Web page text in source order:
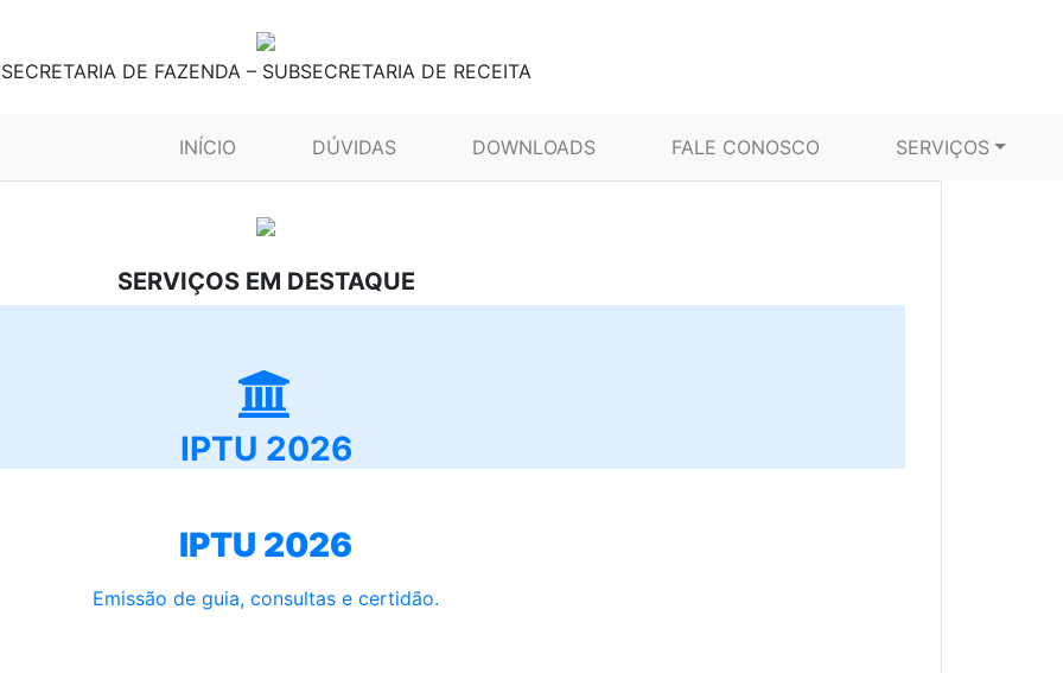
SECRETARIA DE FAZENDA – SUBSECRETARIA DE RECEITA
INÍCIO (CURRENT)DÚVIDAS DOWNLOADS FALE CONOSCO SERVIÇOS
SERVIÇOS EM DESTAQUE
IPTU 2026
IPTU 2026
Emissão de guia, consultas e certidão.